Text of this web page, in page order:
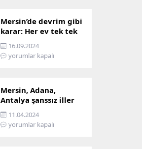
Mersin’de devrim gibi
karar: Her ev tek tek
incelenecek!
16.09.2024
yorumlar kapalı
Mersin, Adana,
Antalya şanssız iller
arasına girdi: İşte
sebebi…
11.04.2024
yorumlar kapalı